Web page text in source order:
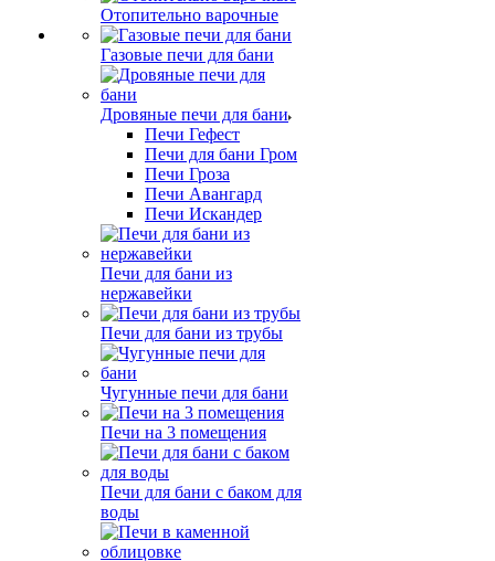
Отопительно варочные
Газовые печи для бани
Дровяные печи для бани
Печи Гефест
Печи для бани Гром
Печи Гроза
Печи Авангард
Печи Искандер
Печи для бани из
нержавейки
Печи для бани из трубы
Чугунные печи для бани
Печи на 3 помещения
Печи для бани с баком для
воды